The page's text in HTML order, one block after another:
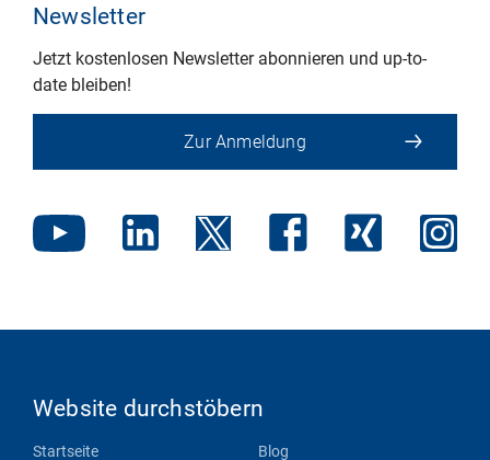
Newsletter
Jetzt kostenlosen Newsletter abonnieren und up-to-
date bleiben!
Zur Anmeldung
Website durchstöbern
Startseite Blog